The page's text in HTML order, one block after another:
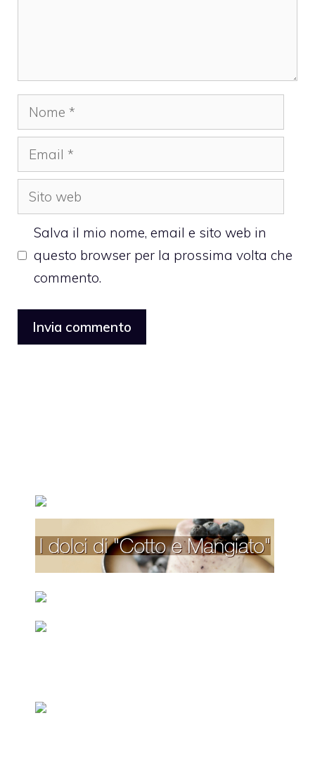
Nome
Email
Sito
web
Salva il mio nome, email e sito web in
questo browser per la prossima volta che
commento.